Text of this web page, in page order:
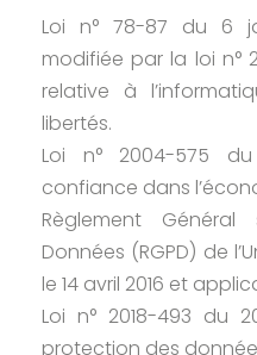
Loi n° 78-87 du 6
modifiée par la loi n°
relative à
libertés.
Loi n° 2004-575
confiance dans
Règlement
Données (RGPD) de
le 14 avril 2016 et
Loi n° 2018-493 du
protection des